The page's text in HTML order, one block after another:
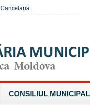
Cancelaria
CONSILIUL MUNICIPAL